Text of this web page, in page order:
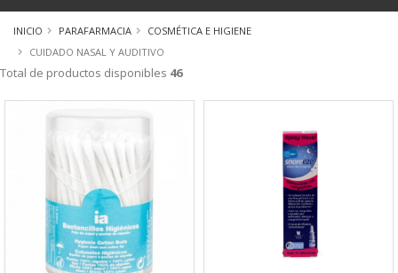
INICIO PARAFARMACIA
COSMÉTICA E HIGIENE
CUIDADO NASAL Y AUDITIVO
Total de productos disponibles 46